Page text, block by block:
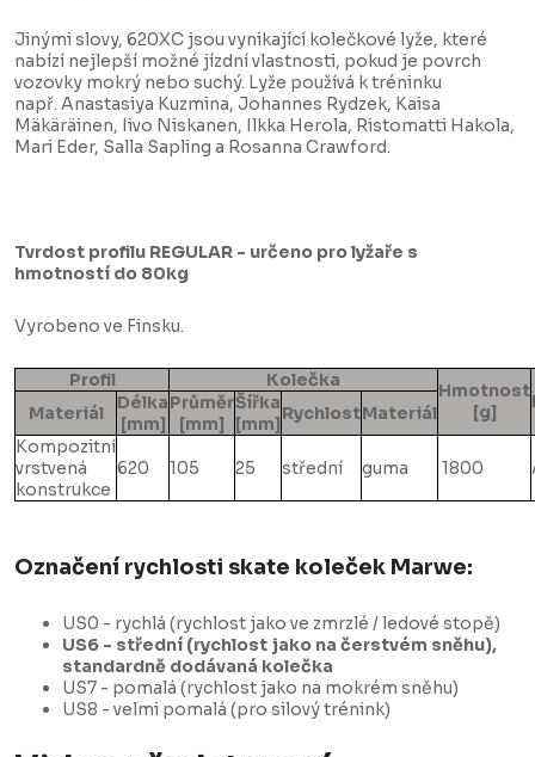
Jinými slovy, 620XC jsou vynikající kolečkové lyže, které
nabízí nejlepší možné jízdní vlastnosti, pokud je povrch
vozovky mokrý nebo suchý. Lyže používá k tréninku
např. Anastasiya Kuzmina, Johannes Rydzek, Kaisa
Mäkäräinen, Iivo Niskanen, Ilkka Herola, Ristomatti Hakola,
Mari Eder, Salla Sapling a Rosanna Crawford.
Tvrdost profilu REGULAR - určeno pro lyžaře s
hmotností do 80kg
Vyrobeno ve Finsku.
Profil Kolečka
Hmotnost
[g]
Materiál
Délka
[mm]
Průměr
[mm]
Šířka
[mm]RychlostMateriál
Kompozitní
vrstvená
konstrukce
620 105 25 střední guma 1800
Označení rychlosti skate koleček Marwe:
US0 - rychlá (rychlost jako ve zmrzlé / ledové stopě)
US6 - střední (rychlost jako na čerstvém sněhu),
standardně dodávaná kolečka
US7 - pomalá (rychlost jako na mokrém sněhu)
US8 - velmi pomalá (pro silový trénink)